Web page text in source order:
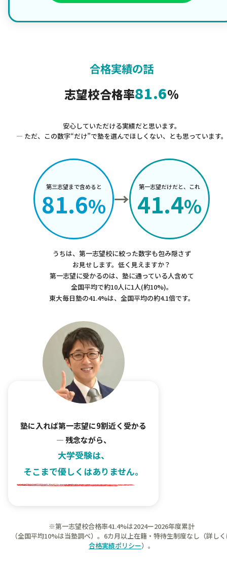
合格実績の話
志望校合格率81.6%
安心していただける実績だと思います。
— ただ、この数字“だけ”で塾を選んでほしくない、とも思っています。
第三志望まで含めると
81.6%
第一志望だけだと、これ
41.4%
うちは、第一志望校に絞った数字も包み隠さず
お見せします。 低く見えますか？
第一志望に受かるのは、塾に通っている人含めて
全国平均で約10人に1人(約10%)。
東大毎日塾の41.4%は、全国平均の約4.1倍です。
塾に入れば第一志望に9割近く受かる
— 残念ながら、
大学受験は、
そこまで優しくはありません。
※第一志望校合格率41.4%は2024ー2026年度累計
（全国平均10%は当塾調べ）。 6カ月以上在籍・特待生制度なし（詳し
合格実績ポリシー）。